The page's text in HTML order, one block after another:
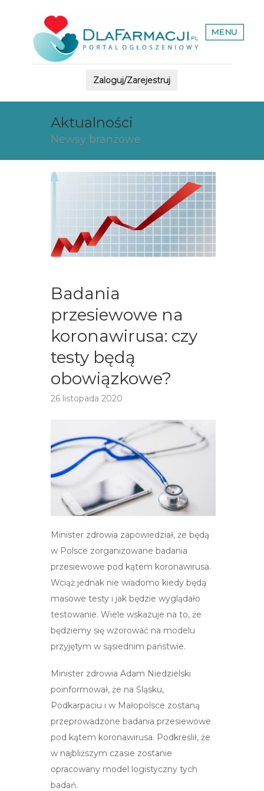
MENU
Zaloguj/Zarejestruj
Aktualności
Newsy branżowe
Badania
przesiewowe na
koronawirusa: czy
testy będą
obowiązkowe?
26 listopada 2020
Minister zdrowia zapowiedział, że będą
w Polsce zorganizowane badania
przesiewowe pod kątem koronawirusa.
Wciąż jednak nie wiadomo kiedy będą
masowe testy i jak będzie wyglądało
testowanie. Wiele wskazuje na to, że
będziemy się wzorować na modelu
przyjętym w sąsiednim państwie.
Minister zdrowia Adam Niedzielski
poinformował, że na Śląsku,
Podkarpaciu i w Małopolsce zostaną
przeprowadzone badania przesiewowe
pod kątem koronawirusa. Podkreślił, że
w najbliższym czasie zostanie
opracowany model logistyczny tych
badań.